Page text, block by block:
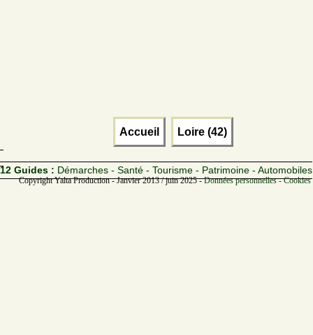
Accueil Loire (42)
12 Guides : Démarches - Santé - Tourisme - Patrimoine - Automobiles
Copyright Yalta Production - Janvier 2013 / juin 2025 -Données personnelles -